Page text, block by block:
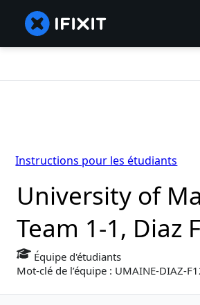
University of
Team 1-1, Diaz
Équipe d'étudiants
Mot-clé de l’équipe : UMAINE-DIAZ-
Instructions pour les étudiants